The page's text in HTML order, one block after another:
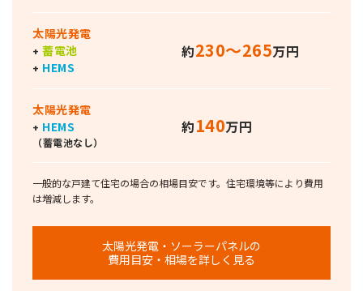
太陽光発電
+蓄電池
+ HEMS
約230〜265万円
太陽光発電
+ HEMS
（蓄電池なし）
約140万円
一般的な戸建て住宅の場合の相場目安です。住宅環境等により費用
は増減します。
太陽光発電・ソーラーパネルの
費用目安・相場を詳しく見る